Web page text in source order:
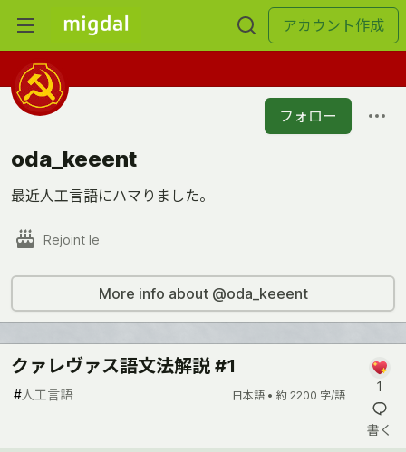
アカウント作成
フォロー
oda_keeent
最近人工言語にハマりました。
Rejoint le
More info about @oda_keeent
クァレヴァス語文法解説 #1
#人工言語 日本語 • 約 2200 字/語
1
書く